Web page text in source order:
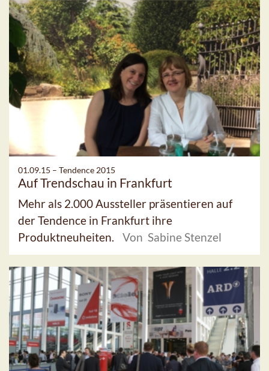
01.09.15 – Tendence 2015
Auf Trendschau in Frankfurt
Mehr als 2.000 Aussteller präsentieren auf
der Tendence in Frankfurt ihre
Produktneuheiten.
Von Sabine Stenzel